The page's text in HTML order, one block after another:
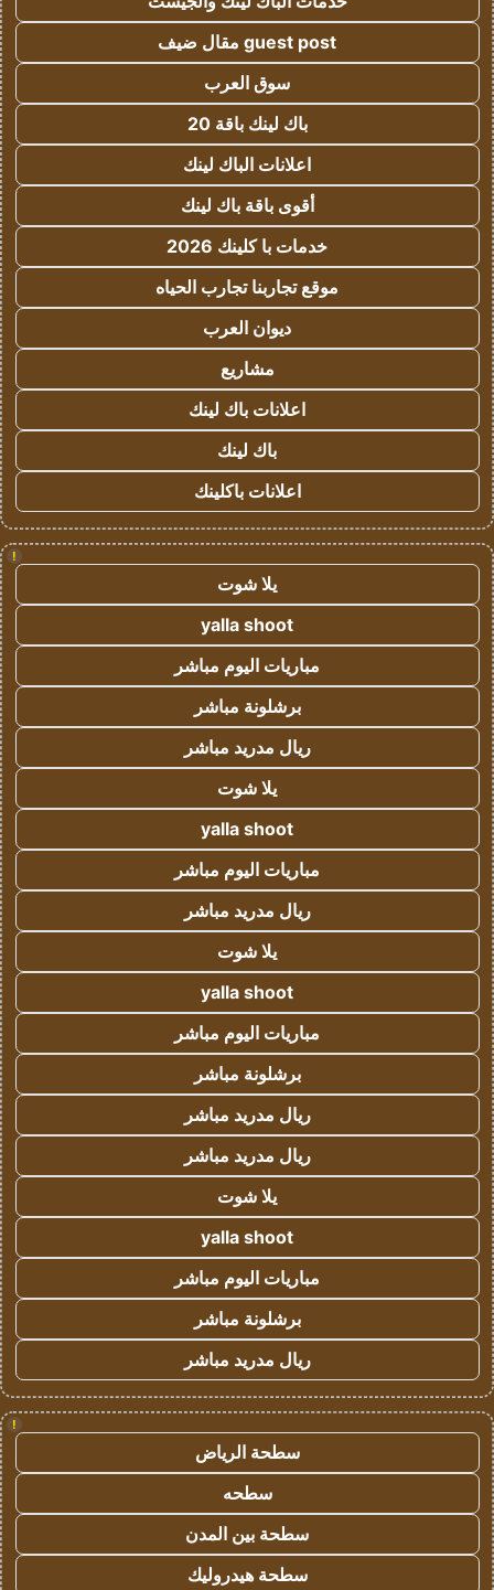
guest post مقال ضيف
سوق العرب
باك لينك باقة 20
اعلانات الباك لينك
أقوى باقة باك لينك
خدمات با كلينك 2026
موقع تجاربنا تجارب الحياه
ديوان العرب
مشاريع
اعلانات باك لينك
باك لينك
اعلانات باكلينك
!
يلا شوت
yalla shoot
مباريات اليوم مباشر
برشلونة مباشر
ريال مدريد مباشر
يلا شوت
yalla shoot
مباريات اليوم مباشر
ريال مدريد مباشر
يلا شوت
yalla shoot
مباريات اليوم مباشر
برشلونة مباشر
ريال مدريد مباشر
ريال مدريد مباشر
يلا شوت
yalla shoot
مباريات اليوم مباشر
برشلونة مباشر
ريال مدريد مباشر
!
سطحة الرياض
سطحه
سطحة بين المدن
سطحة هيدروليك